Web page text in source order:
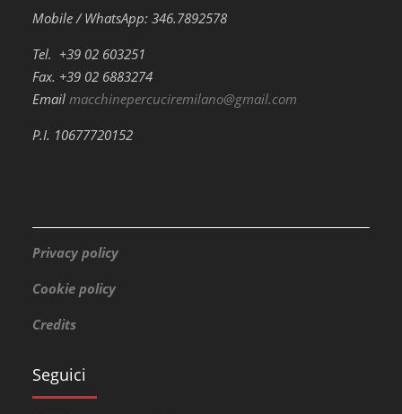
Mobile / WhatsApp: 346.7892578
Tel. +39 02 603251
Fax. +39 02 6883274
Emailmacchinepercuciremilano@gmail.com
P.I. 10677720152
Privacy policy
Cookie policy
Credits
Seguici